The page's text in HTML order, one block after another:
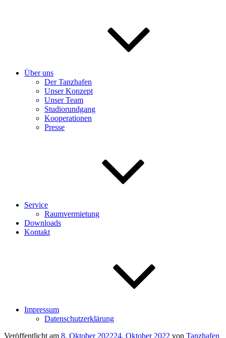
Über uns
Der Tanzhafen
Unser Konzept
Unser Team
Studiorundgang
Kooperationen
Presse
Service
Raumvermietung
Downloads
Kontakt
Impressum
Datenschutzerklärung
Veröffentlicht am 8. Oktober 202224. Oktober 2022 von Tanzhafen